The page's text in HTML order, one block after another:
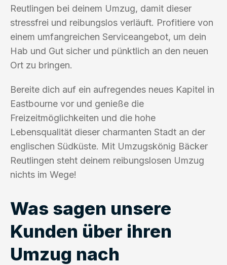
Reutlingen bei deinem Umzug, damit dieser
stressfrei und reibungslos verläuft. Profitiere von
einem umfangreichen Serviceangebot, um dein
Hab und Gut sicher und pünktlich an den neuen
Ort zu bringen.
Bereite dich auf ein aufregendes neues Kapitel in
Eastbourne vor und genieße die
Freizeitmöglichkeiten und die hohe
Lebensqualität dieser charmanten Stadt an der
englischen Südküste. Mit Umzugskönig Bäcker
Reutlingen steht deinem reibungslosen Umzug
nichts im Wege!
Was sagen unsere
Kunden über ihren
Umzug nach